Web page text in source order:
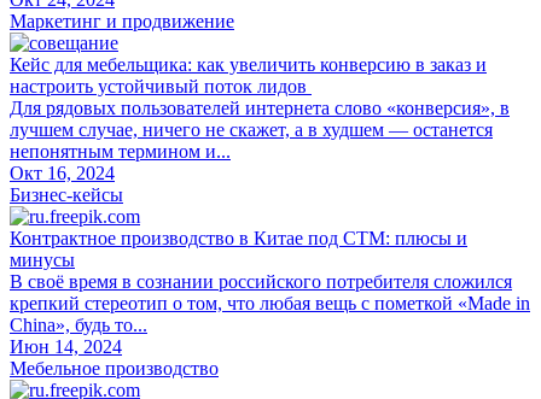
Маркетинг и продвижение
Кейс для мебельщика: как увеличить конверсию в заказ и
настроить устойчивый поток лидов
Для рядовых пользователей интернета слово «конверсия», в
лучшем случае, ничего не скажет, а в худшем — останется
непонятным термином и...
Окт 16, 2024
Бизнес-кейсы
Контрактное производство в Китае под СТМ: плюсы и
минусы
В своё время в сознании российского потребителя сложился
крепкий стереотип о том, что любая вещь с пометкой «Made in
China», будь то...
Июн 14, 2024
Мебельное производство